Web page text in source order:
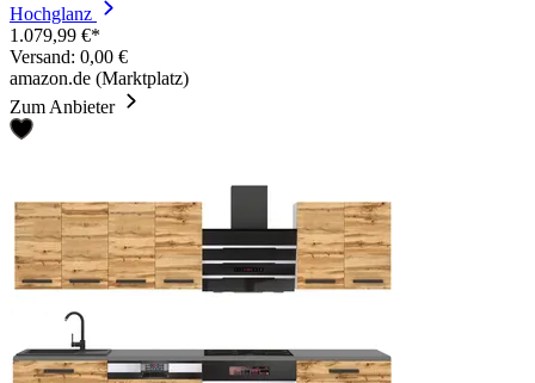
Hochglanz
1.079,99 €*
Versand: 0,00 €
amazon.de (Marktplatz)
Zum Anbieter